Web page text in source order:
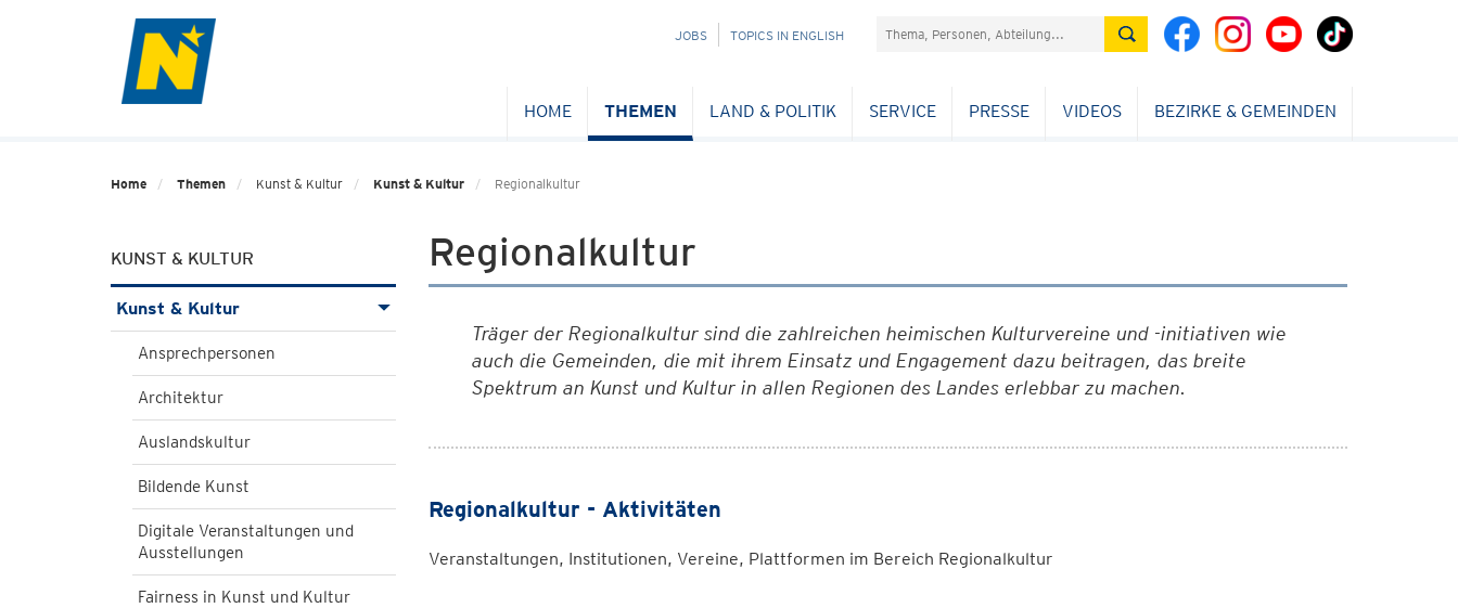
NAVIGATION
JOBS TOPICS IN ENGLISH Suchefeld
HOME THEMEN LAND & POLITIK SERVICE PRESSE VIDEOS BEZIRKE & GEMEINDEN
Home Themen Kunst & Kultur Kunst & Kultur Regionalkultur
KUNST & KULTUR
Kunst & Kultur
Ansprechpersonen
Architektur
Auslandskultur
Bildende Kunst
Digitale Veranstaltungen und
Ausstellungen
Fairness in Kunst und Kultur
Regionalkultur
Träger der Regionalkultur sind die zahlreichen heimischen Kulturvereine und -initiativen wie
auch die Gemeinden, die mit ihrem Einsatz und Engagement dazu beitragen, das breite
Spektrum an Kunst und Kultur in allen Regionen des Landes erlebbar zu machen.
Regionalkultur - Aktivitäten
Veranstaltungen, Institutionen, Vereine, Plattformen im Bereich Regionalkultur